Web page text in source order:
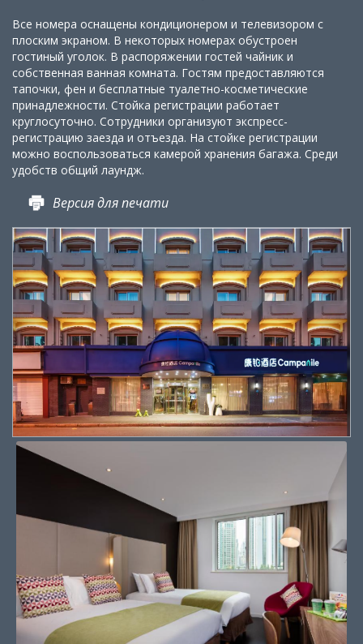
Все номера оснащены кондиционером и телевизором с
плоским экраном. В некоторых номерах обустроен
гостиный уголок. В распоряжении гостей чайник и
собственная ванная комната. Гостям предоставляются
тапочки, фен и бесплатные туалетно-косметические
принадлежности. Стойка регистрации работает
круглосуточно. Сотрудники организуют экспресс-
регистрацию заезда и отъезда. На стойке регистрации
можно воспользоваться камерой хранения багажа. Среди
удобств общий лаундж.
Версия для печати